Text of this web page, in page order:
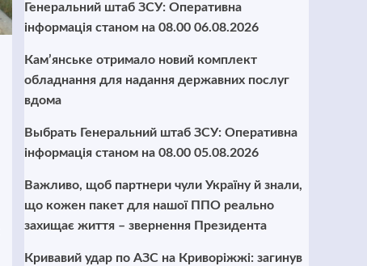
Генеральний штаб ЗСУ: Оперативна
інформація станом на 08.00 06.08.2026
Кам’янське отримало новий комплект
обладнання для надання державних послуг
вдома
Выбрать Генеральний штаб ЗСУ: Оперативна
інформація станом на 08.00 05.08.2026
Важливо, щоб партнери чули Україну й знали,
що кожен пакет для нашої ППО реально
захищає життя – звернення Президента
Кривавий удар по АЗС на Криворіжжі: загинув